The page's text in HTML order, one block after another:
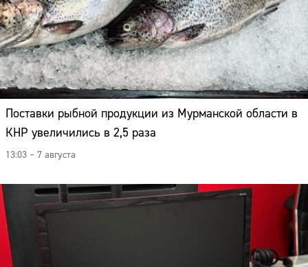
Поставки рыбной продукции из Мурманской области в
КНР увеличились в 2,5 раза
13:03 – 7 августа